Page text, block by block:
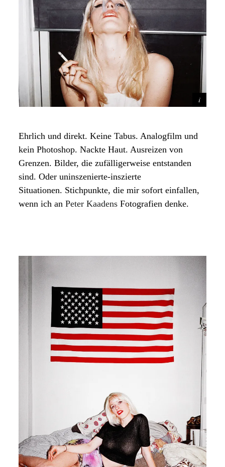
Ehrlich und direkt. Keine Tabus. Analogfilm und
kein Photoshop. Nackte Haut. Ausreizen von
Grenzen. Bilder, die zufälligerweise entstanden
sind. Oder uninszenierte-inszierte
Situationen. Stichpunkte, die mir sofort einfallen,
wenn ich anPeter Kaadens Fotografien denke.